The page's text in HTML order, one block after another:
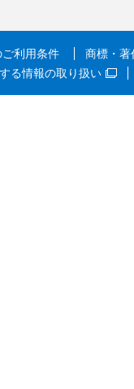
利用条件
商標・著
る情報の取り扱い